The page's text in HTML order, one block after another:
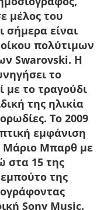
μέλος του
σήμερα είναι
πολύτιμων
Swarovski. Η
το
με το τραγούδι
της ηλικία
Το 2009
εμφάνιση
Μάριο Μπαρθ με
στα 15 της
της
Sony Music.